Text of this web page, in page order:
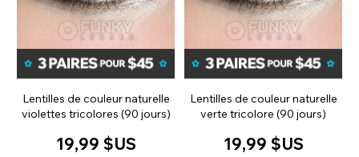
Lentilles de couleur naturelle
violettes tricolores (90 jours)
19,99 $US
Lentilles de couleur naturelle
verte tricolore (90 jours)
19,99 $US